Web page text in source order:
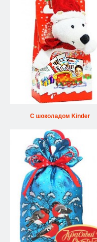
С шоколадом Kinder